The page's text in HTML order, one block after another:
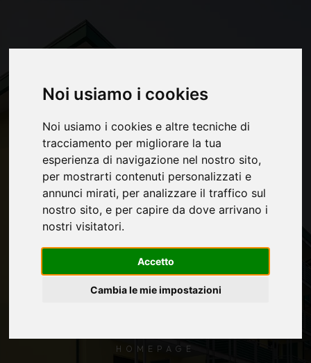
Noi usiamo i cookies
Noi usiamo i cookies e altre tecniche di
tracciamento per migliorare la tua
esperienza di navigazione nel nostro sito,
per mostrarti contenuti personalizzati e
annunci mirati, per analizzare il traffico sul
nostro sito, e per capire da dove arrivano i
nostri visitatori.
Accetto
Cambia le mie impostazioni
HOMEPAGE